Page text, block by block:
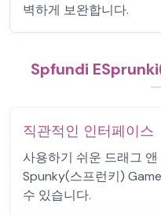
벽하게 보완합니다.
Spfundi
직관적인 인터페이스
사용하기 쉬운 드래그
Spunky(스프런키)
수 있습니다.